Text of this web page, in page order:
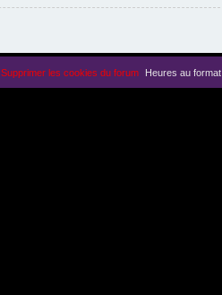
Heures au format
Supprimer les cookies du forum